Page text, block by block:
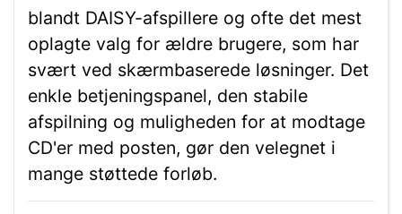
blandt DAISY-afspillere og ofte det mest
oplagte valg for ældre brugere, som har
svært ved skærmbaserede løsninger. Det
enkle betjeningspanel, den stabile
afspilning og muligheden for at modtage
CD'er med posten, gør den velegnet i
mange støttede forløb.